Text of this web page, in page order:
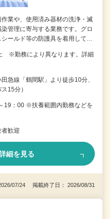
業や、使用済み器材の洗浄・滅
管理に寄与する業務です。グロ
シールド等の防護具を着用して…
※勤務により異なります。詳細
急線「鶴間駅」より徒歩10分、
15分）
19：00 ※扶養範囲内勤務などを
歓迎
細を見る
07/24 掲載終了日： 2026/08/31